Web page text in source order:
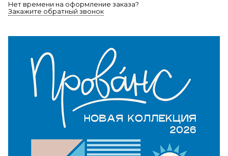
Нет времени на оформление заказа?
Закажите обратный звонок